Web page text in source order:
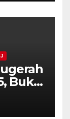
Bukti